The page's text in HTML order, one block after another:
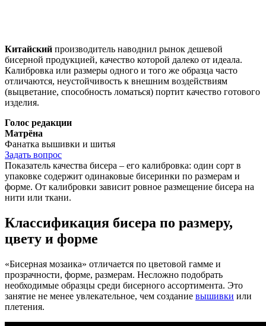
Китайский производитель наводнил рынок дешевой
бисерной продукцией, качество которой далеко от идеала.
Калибровка или размеры одного и того же образца часто
отличаются, неустойчивость к внешним воздействиям
(выцветание, способность ломаться) портит качество готового
изделия.
Голос редакции
Матрёна
Фанатка вышивки и шитья
Задать вопрос
Показатель качества бисера – его калибровка: один сорт в
упаковке содержит одинаковые бисеринки по размерам и
форме. От калибровки зависит ровное размещение бисера на
нити или ткани.
Классификация бисера по размеру,
цвету и форме
«Бисерная мозаика» отличается по цветовой гамме и
прозрачности, форме, размерам. Несложно подобрать
необходимые образцы среди бисерного ассортимента. Это
занятие не менее увлекательное, чем создание вышивки или
плетения.